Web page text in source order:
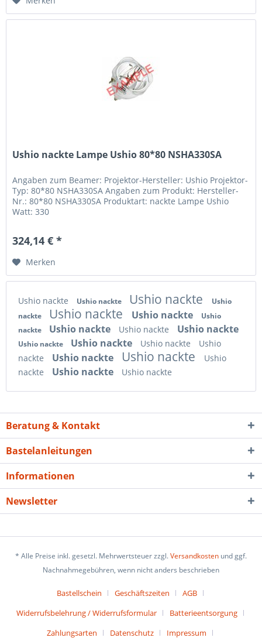
Ushio nackte Lampe Ushio 80*80 NSHA330SA
Angaben zum Beamer: Projektor-Hersteller: Ushio Projektor-
Typ: 80*80 NSHA330SA Angaben zum Produkt: Hersteller-
Nr.: 80*80 NSHA330SA Produktart: nackte Lampe Ushio
Watt: 330
324,14 € *
Merken
Ushio nackte Ushio nackte Ushio nackte
Ushio
nackte
Ushio nackte Ushio nackte
Ushio
nackte
Ushio nackte Ushio nackte Ushio nackte
Ushio nackte Ushio nackte Ushio nackte
Ushio
nackte
Ushio nackte Ushio nackte
Ushio
nackte
Ushio nackte Ushio nackte
Beratung & Kontakt
Bastelanleitungen
Informationen
Newsletter
* Alle Preise inkl. gesetzl. Mehrwertsteuer zzgl.Versandkosten und ggf.
Nachnahmegebühren, wenn nicht anders beschrieben
Bastellschein Geschäftszeiten
AGB
Widerrufsbelehrung / Widerrufsformular
Batterieentsorgung
Zahlungsarten
Datenschutz Impressum